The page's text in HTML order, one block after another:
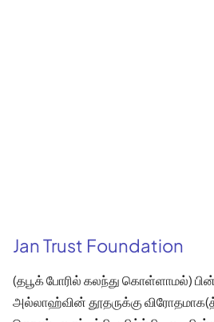
Jan Trust Foundation
(தபூக் போரில் கலந்து கொள்ளாமல்)
அல்லாஹ்வின் தூதருக்கு